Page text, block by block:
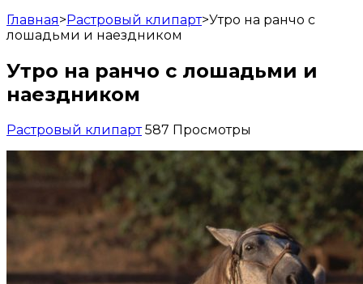
Главная>Растровый клипарт>Утро на ранчо с
лошадьми и наездником
Утро на ранчо с лошадьми и
наездником
Растровый клипарт 587 Просмотры